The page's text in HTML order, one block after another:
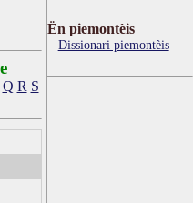
Q R S
Ën piemontèis
Dissionari piemontèis